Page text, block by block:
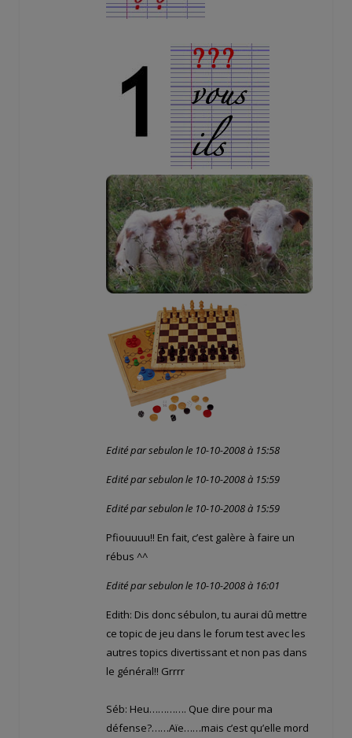
Edité par sebulon le 10-10-2008 à 15:58
Edité par sebulon le 10-10-2008 à 15:59
Edité par sebulon le 10-10-2008 à 15:59
Pfiouuuu!! En fait, c’est galère à faire un
rébus ^^
Edité par sebulon le 10-10-2008 à 16:01
Edith: Dis donc sébulon, tu aurai dû mettre
ce topic de jeu dans le forum test avec les
autres topics divertissant et non pas dans
le général!! Grrrr
Séb: Heu…………. Que dire pour ma
défense?……Aïe……mais c’est qu’elle mord